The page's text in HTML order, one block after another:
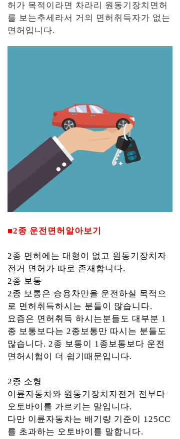
허가 목적이라면 차라리 원동기장치면허
를 보는추세라서 거의 면허취득자가 없는
면허입니다.
■2종 운전면허알아보기
2종 면허에는 대형이 없고 원동기장치자
전거 면허가 따로 존재합니다.
2종 보통
2종 보통은 승용차만을 운전하실 목적으
로 면허취득하시는 분들이 많습니다.
요즘은 면허취득 하시는분들도 대부분 1
종 보통보다는 2종보통만 따시는 분들도
많습니다. 2종 보통이 1종보통보다 운전
면허시험이 더 쉽기때문입니다.
2종 소형
이륜자동차와 원동기장치자전거 전부다
오토바이를 가르키는 말입니다.
다만 이륜자동차는 배기량 기준이 125CC
를 초과하는 오토바이를 말합니다.